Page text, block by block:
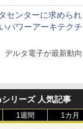
リティ専門家
センターに求められ
パワーアーキテクチ
デルタ電子が最新動向
リーズ 人気記事
1週間 1カ月